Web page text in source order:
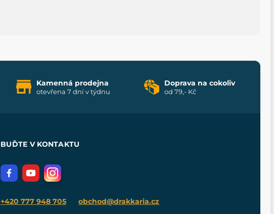
Kamenná prodejna
otevřena 7 dní v týdnu
Doprava na cokoliv
od 79,- Kč
BUĎTE V KONTAKTU
+420 777 948 705 obchod@drakkaria.cz